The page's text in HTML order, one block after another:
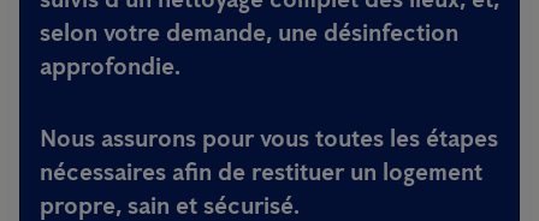
selon votre demande, une désinfection
approfondie.
Nous assurons pour vous toutes les étapes
nécessaires afin de restituer un logement
propre, sain et sécurisé.